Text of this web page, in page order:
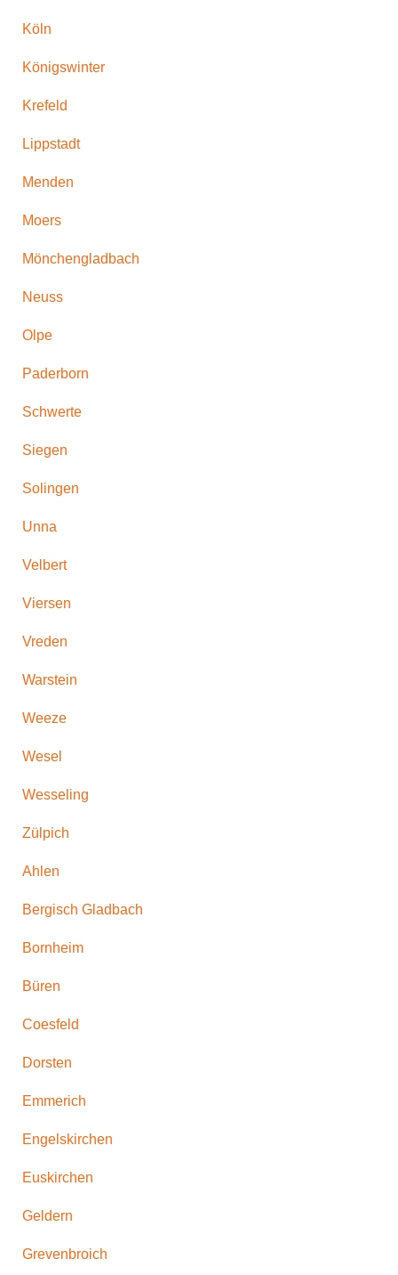
Köln
Königswinter
Krefeld
Lippstadt
Menden
Moers
Mönchengladbach
Neuss
Olpe
Paderborn
Schwerte
Siegen
Solingen
Unna
Velbert
Viersen
Vreden
Warstein
Weeze
Wesel
Wesseling
Zülpich
Ahlen
Bergisch Gladbach
Bornheim
Büren
Coesfeld
Dorsten
Emmerich
Engelskirchen
Euskirchen
Geldern
Grevenbroich